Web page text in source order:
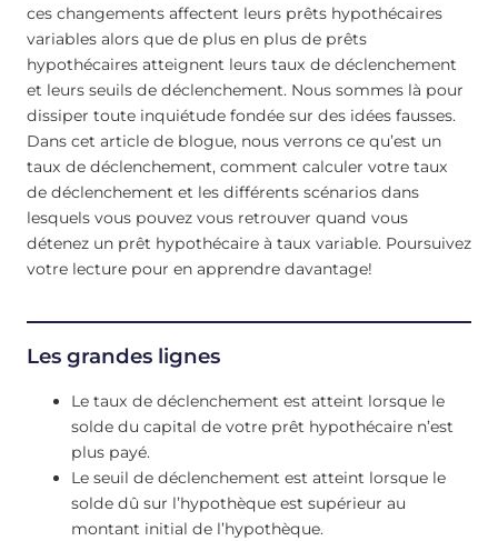
ces changements affectent leurs prêts hypothécaires
variables alors que de plus en plus de prêts
hypothécaires atteignent leurs taux de déclenchement
et leurs seuils de déclenchement. Nous sommes là pour
dissiper toute inquiétude fondée sur des idées fausses.
Dans cet article de blogue, nous verrons ce qu’est un
taux de déclenchement, comment calculer votre taux
de déclenchement et les différents scénarios dans
lesquels vous pouvez vous retrouver quand vous
détenez un prêt hypothécaire à taux variable. Poursuivez
votre lecture pour en apprendre davantage!
Les grandes lignes
Le taux de déclenchement est atteint lorsque le
solde du capital de votre prêt hypothécaire n’est
plus payé.
Le seuil de déclenchement est atteint lorsque le
solde dû sur l’hypothèque est supérieur au
montant initial de l’hypothèque.